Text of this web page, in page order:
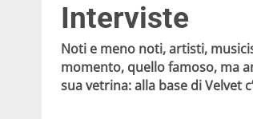
Interviste
Noti e meno noti, artisti,
momento, quello famoso, ma
sua vetrina: alla base di Velvet